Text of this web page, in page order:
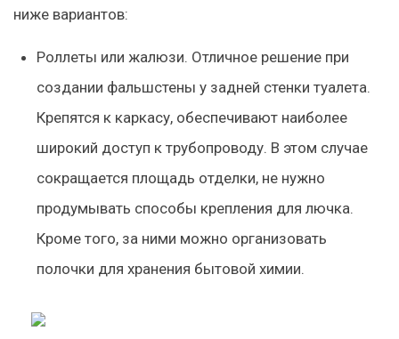
ниже вариантов:
Роллеты или жалюзи. Отличное решение при
создании фальшстены у задней стенки туалета.
Крепятся к каркасу, обеспечивают наиболее
широкий доступ к трубопроводу. В этом случае
сокращается площадь отделки, не нужно
продумывать способы крепления для лючка.
Кроме того, за ними можно организовать
полочки для хранения бытовой химии.